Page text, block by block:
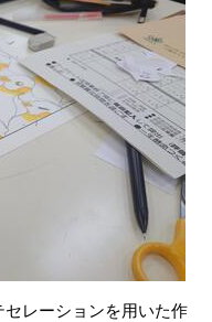
レーションを用いた作